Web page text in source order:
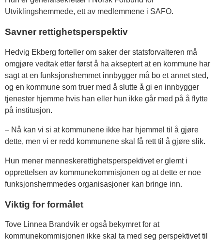
Utviklingshemmede, ett av medlemmene i SAFO.
Savner rettighetsperspektiv
Hedvig Ekberg forteller om saker der statsforvalteren må
omgjøre vedtak etter først å ha akseptert at en kommune har
sagt at en funksjonshemmet innbygger må bo et annet sted,
og en kommune som truer med å slutte å gi en innbygger
tjenester hjemme hvis han eller hun ikke går med på å flytte
på institusjon.
– Nå kan vi si at kommunene ikke har hjemmel til å gjøre
dette, men vi er redd kommunene skal få rett til å gjøre slik.
Hun mener menneskerettighetsperspektivet er glemt i
opprettelsen av kommunekommisjonen og at dette er noe
funksjonshemmedes organisasjoner kan bringe inn.
Viktig for formålet
Tove Linnea Brandvik er også bekymret for at
kommunekommisjonen ikke skal ta med seg perspektivet til